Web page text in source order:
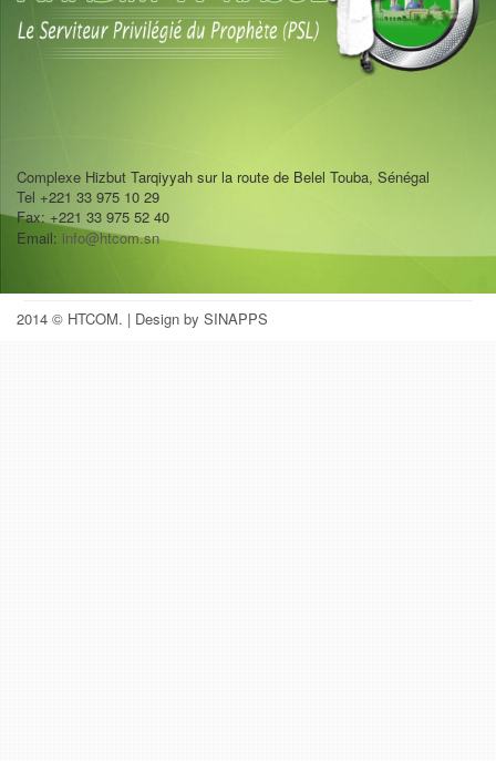
Complexe Hizbut Tarqiyyah sur la route de Belel Touba, Sénégal
Tel +221 33 975 10 29
Fax: +221 33 975 52 40
Email: info@htcom.sn
2014 © HTCOM. | Design by SINAPPS